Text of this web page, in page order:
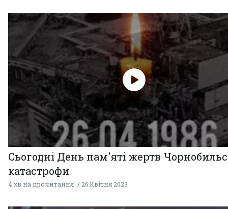
Сьогодні День пам'яті жертв
катастрофи
4 хв на прочитання 26 Квітня 2023